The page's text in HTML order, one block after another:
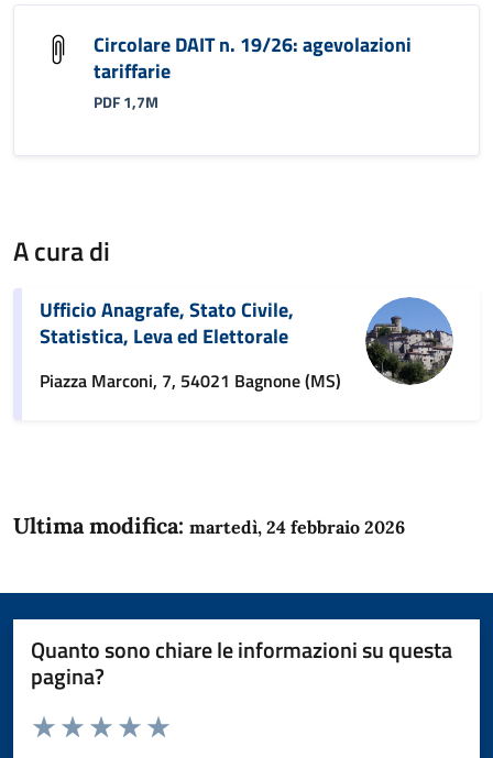
Circolare DAIT n. 19/26: agevolazioni
tariffarie
PDF 1,7M
A cura di
Ufficio Anagrafe, Stato Civile,
Statistica, Leva ed Elettorale
Piazza Marconi, 7, 54021 Bagnone (MS)
Ultima modifica: martedì, 24 febbraio 2026
Quanto sono chiare le informazioni su questa
pagina?
Domanda
Valuta da 1 a 5 stelle la pagina